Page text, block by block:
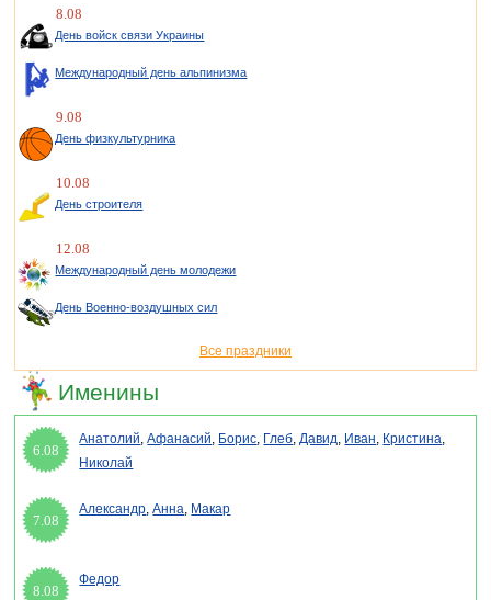
8.08
День войск связи Украины
Международный день альпинизма
9.08
День физкультурника
10.08
День строителя
12.08
Международный день молодежи
День Военно-воздушных сил
Все праздники
Именины
6.08
Анатолий,Афанасий, Борис, Глеб,Давид, Иван, Кристина,
Николай
7.08
Александр,Анна, Макар
8.08
Федор